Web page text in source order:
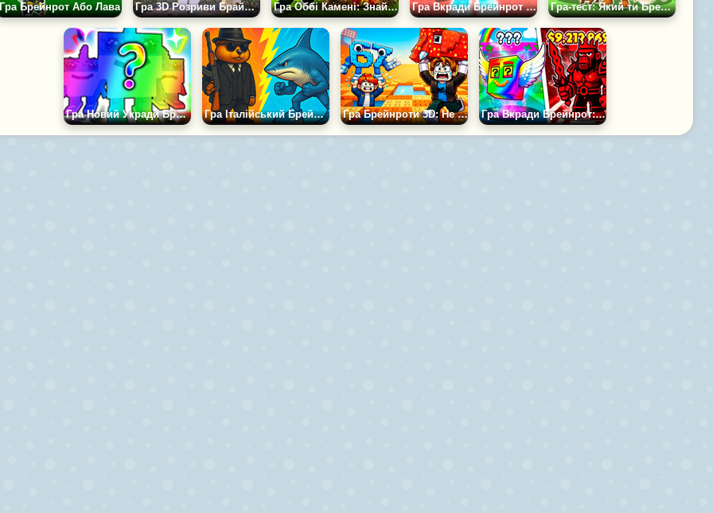
Брейнрот Або Лава Гра 3D Розриви Брайнрот - Регдолл Плейграунд Пісочниця Гра Оббі Камені: Знайди Брейнрот Гра Вкради Брейнрот Зараз Гра-тест: Який ти Брейнрот?
Гра Новий Укради Брейнрот Супер Клікер Еволюція Гра Італійський Брейнрот: Пазл і Битва Гра Брейнроти 3D: Не Впади Вниз Гра Вкради Брейнрот: Еволюція Мозків